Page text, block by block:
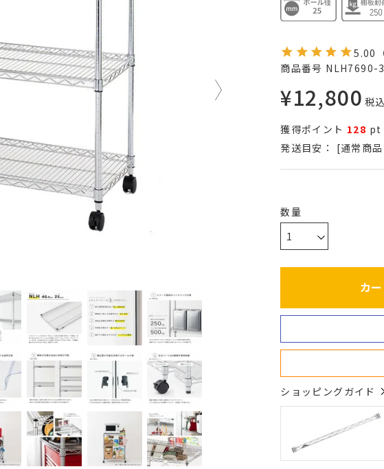
5.00
商品番号 NLH7690-
¥12,800 税
獲得ポイント 128 pt
発送目安：
[通常商
カ
ショッピングガイド